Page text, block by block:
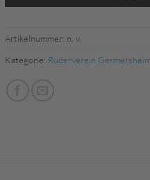
Artikelnummer: n. v.
Kategorie: Ruderverein